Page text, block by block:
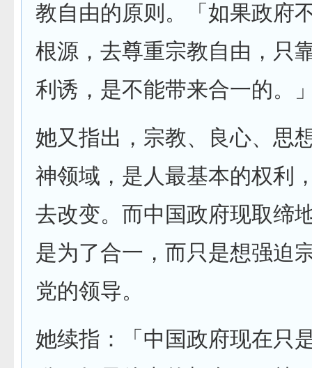
教自由的原则。「如果政府
根源，去尊重宗教自由，只
利诱，是不能带来合一的。
她又指出，宗教、良心、思
神领域，是人最基本的权利
去改变。而中国政府现取缔
是为了合一，而只是想强迫
党的领导。
她续指：「中国政府现在只